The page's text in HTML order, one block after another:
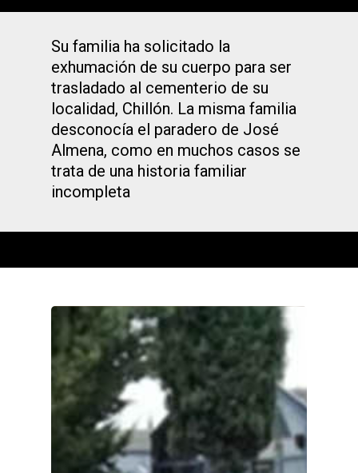
Su familia ha solicitado la
exhumación de su cuerpo para ser
trasladado al cementerio de su
localidad, Chillón. La misma familia
desconocía el paradero de José
Almena, como en muchos casos se
trata de una historia familiar
incompleta